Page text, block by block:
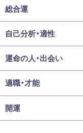
総合運
自己分析・適性
運命の人・出会い
適職・才能
開運